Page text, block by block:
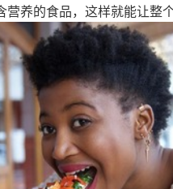
营养的食品，这样就能让整